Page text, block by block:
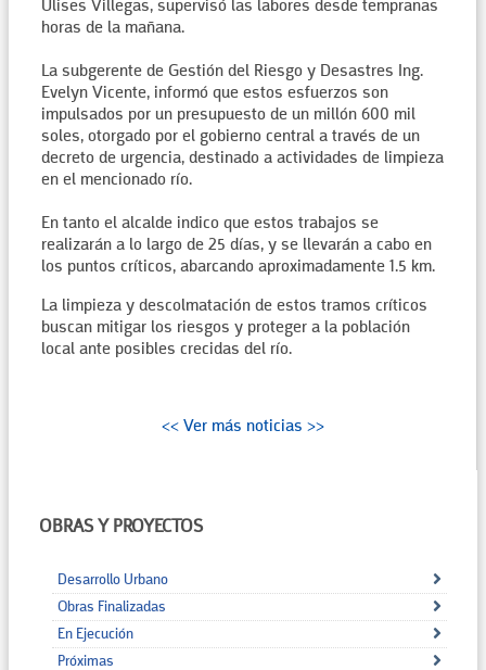
Ulises Villegas, supervisó las labores desde tempranas
horas de la mañana.
La subgerente de Gestión del Riesgo y Desastres Ing.
Evelyn Vicente, informó que estos esfuerzos son
impulsados por un presupuesto de un millón 600 mil
soles, otorgado por el gobierno central a través de un
decreto de urgencia, destinado a actividades de limpieza
en el mencionado río.
En tanto el alcalde indico que estos trabajos se
realizarán a lo largo de 25 días, y se llevarán a cabo en
los puntos críticos, abarcando aproximadamente 1.5 km.
La limpieza y descolmatación de estos tramos críticos
buscan mitigar los riesgos y proteger a la población
local ante posibles crecidas del río.
<< Ver más noticias >>
OBRAS Y PROYECTOS
Desarrollo Urbano
Obras Finalizadas
En Ejecución
Próximas